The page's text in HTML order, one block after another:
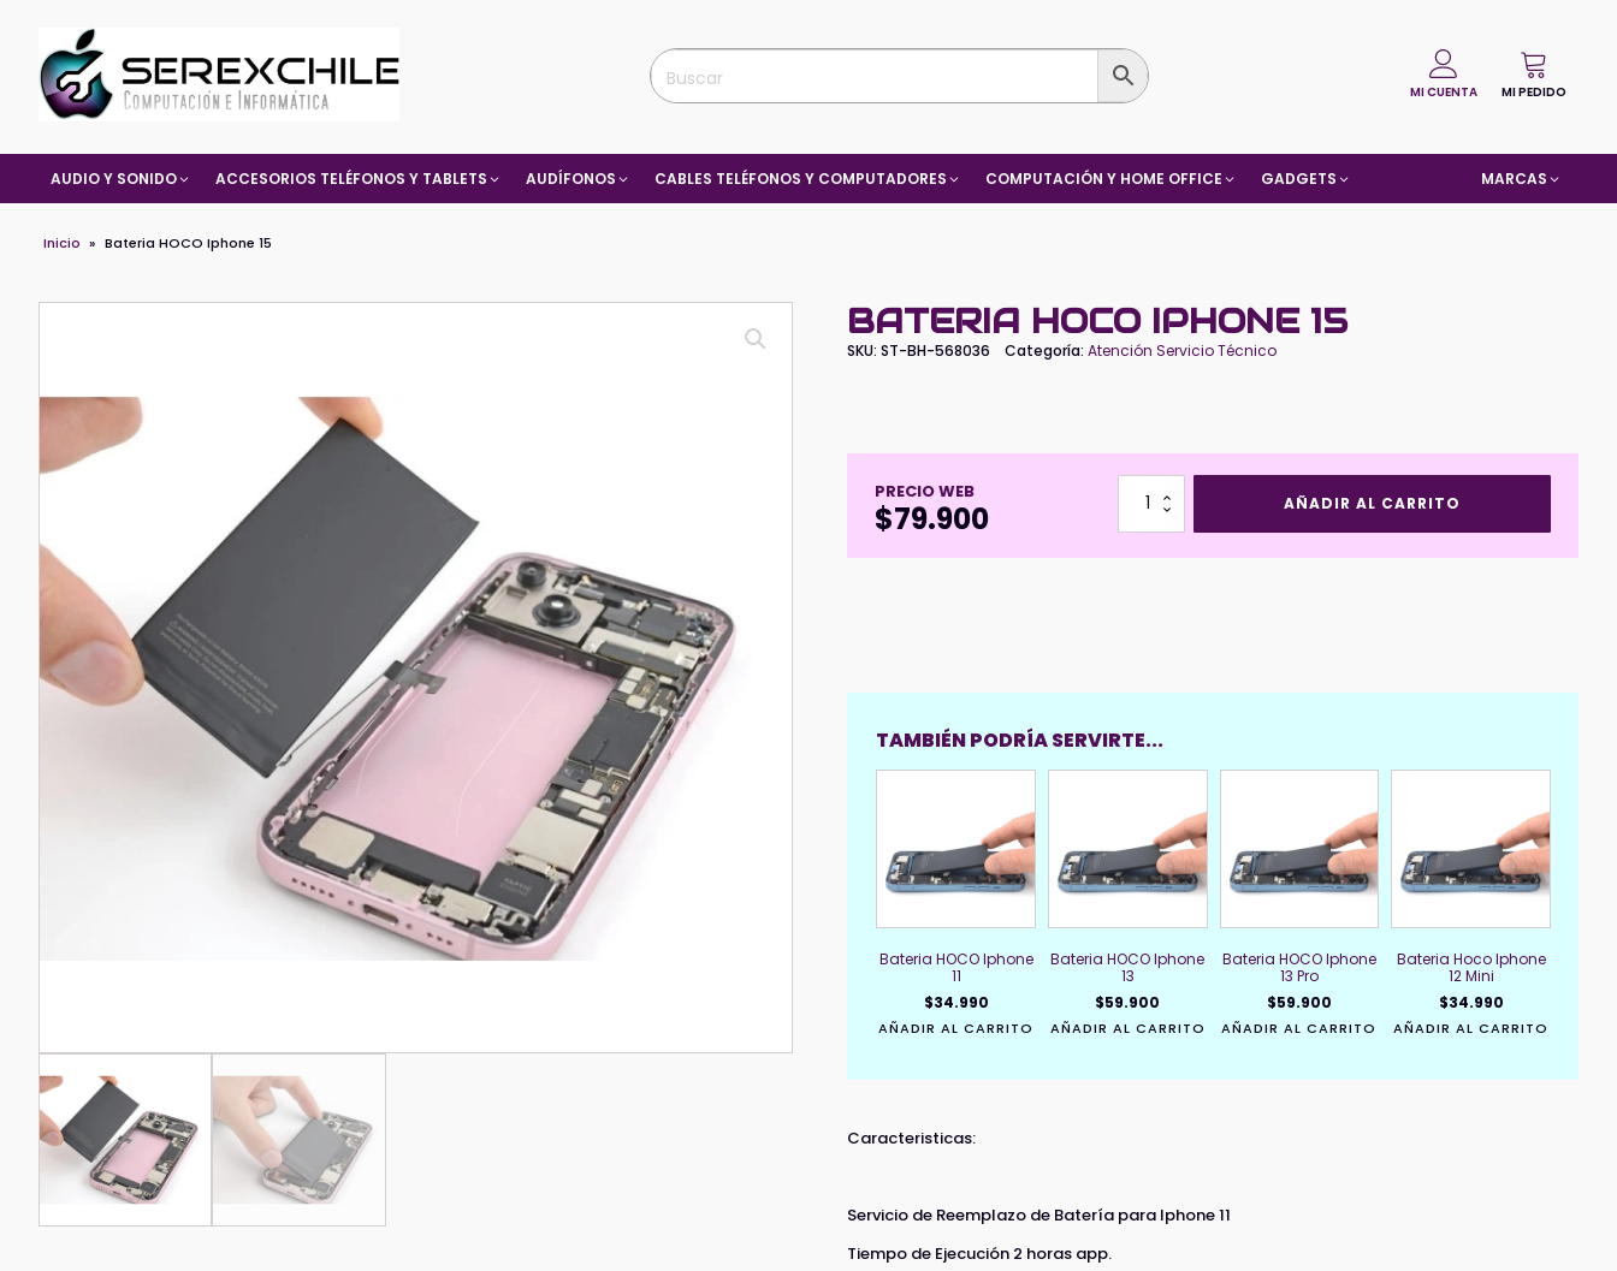
MI CUENTA MI PEDIDO
AUDIO Y SONIDO ACCESORIOS TELÉFONOS Y TABLETS AUDÍFONOS CABLES TELÉFONOS Y COMPUTADORES COMPUTACIÓN Y HOME OFFICE GADGETS MARCAS
Inicio » Bateria HOCO Iphone 15
BATERIA HOCO IPHONE 15
SKU:ST-BH-568036 Categoría:Atención Servicio Técnico
PRECIO WEB
$79.900
Bateria
Iphone
15
AÑADIR AL CARRITO
TAMBIÉN PODRÍA SERVIRTE...
Bateria HOCO Iphone
11
$34.990
AÑADIR AL CARRITO
Bateria HOCO Iphone
13
$59.900
AÑADIR AL CARRITO
Bateria HOCO Iphone
13 Pro
$59.900
AÑADIR AL CARRITO
Bateria Hoco Iphone
12 Mini
$34.990
AÑADIR AL CARRITO
Caracteristicas:
Servicio de Reemplazo de Batería para Iphone 11
Tiempo de Ejecución 2 horas app.